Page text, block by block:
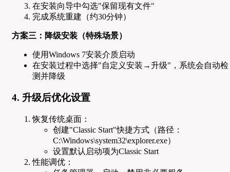
在安装向导中勾选"保留现有文件"
完成系统重建（约30分钟）
方案三：降级安装（特殊场景）
使用Windows 7安装介质启动
在安装过程中选择"自定义安装→升级"，系统会自动检
测并降级
4. 升级后优化设置
恢复传统桌面：
创建"Classic Start"快捷方式（路径：
C:\Windows\system32\explorer.exe）
设置默认启动项为Classic Start
性能调优：